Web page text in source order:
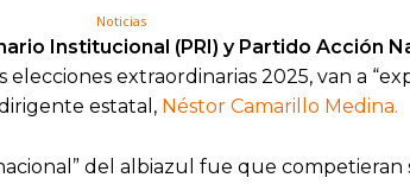
Institucional (PRI) y Partido Acción
elecciones extraordinarias 2025, van a
estatal, Néstor Camarillo Medina.
del albiazul fue que competieran